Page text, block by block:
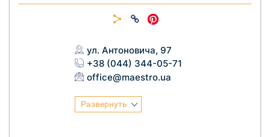
ул. Антоновича, 97
+38 (044) 344-05-71
office@maestro.ua
Развернуть